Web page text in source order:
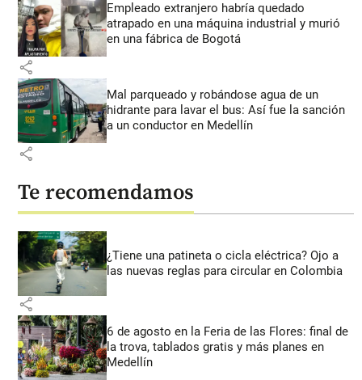
Empleado extranjero habría quedado
atrapado en una máquina industrial y murió
en una fábrica de Bogotá
share
Mal parqueado y robándose agua de un
hidrante para lavar el bus: Así fue la sanción
a un conductor en Medellín
share
Te recomendamos
¿Tiene una patineta o cicla eléctrica? Ojo a
las nuevas reglas para circular en Colombia
share
6 de agosto en la Feria de las Flores: final de
la trova, tablados gratis y más planes en
Medellín